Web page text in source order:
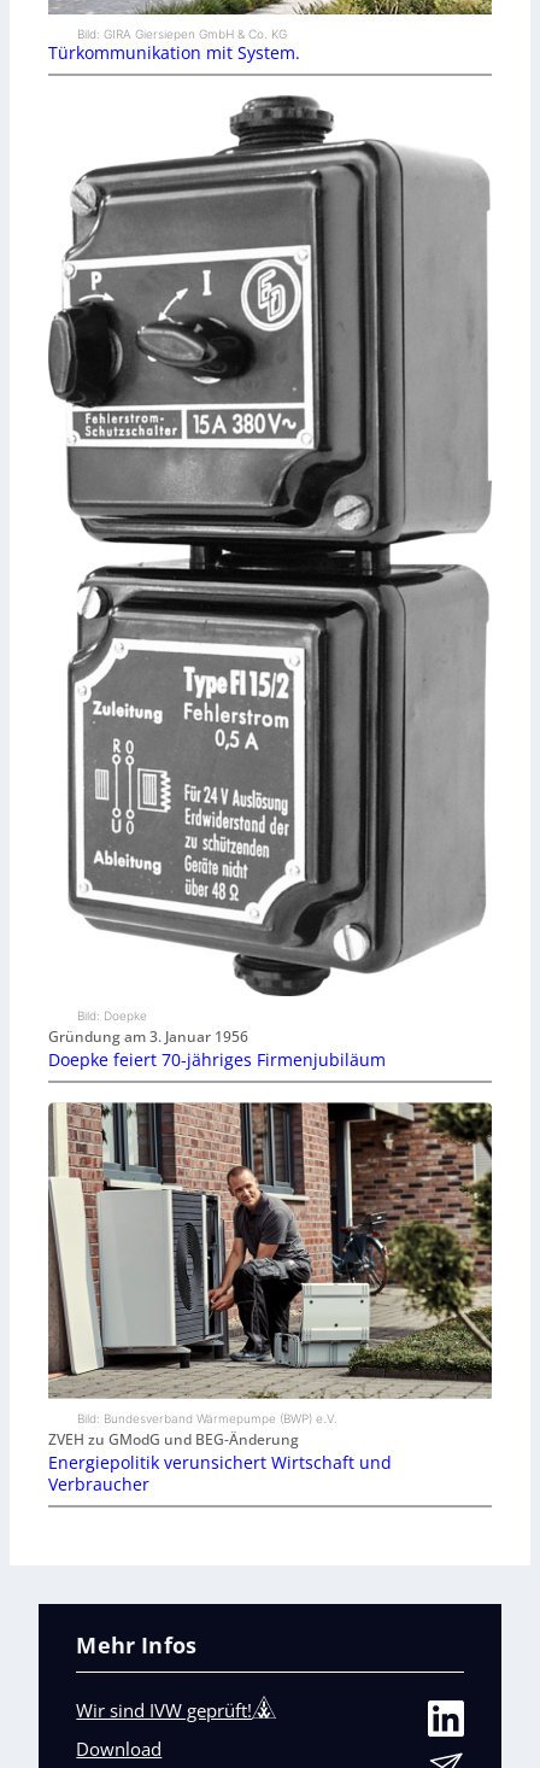
Bild: GIRA Giersiepen GmbH & Co. KG
Türkommunikation mit System.
Bild: Doepke
Gründung am 3. Januar 1956
Doepke feiert 70-jähriges Firmenjubiläum
Bild: Bundesverband Wärmepumpe (BWP) e.V.
ZVEH zu GModG und BEG-Änderung
Energiepolitik verunsichert Wirtschaft und
Verbraucher
Mehr Infos
Wir sind IVW geprüft!
Download